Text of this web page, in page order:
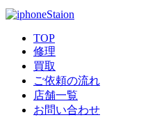
TOP
修理
買取
ご依頼の流れ
店舗一覧
お問い合わせ